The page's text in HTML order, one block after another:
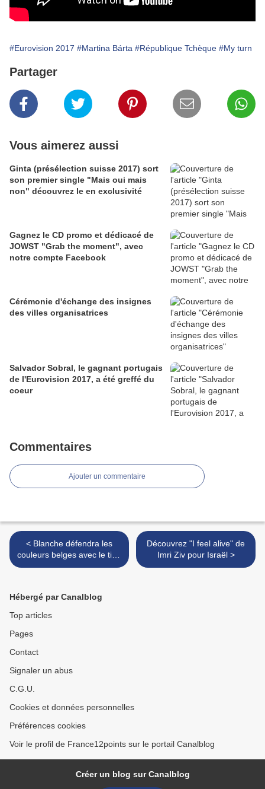
#Eurovision 2017 #Martina Bárta #République Tchèque #My turn
Partager
Vous aimerez aussi
Ginta (présélection suisse 2017) sort
son premier single "Mais oui mais
non" découvrez le en exclusivité
Gagnez le CD promo et dédicacé de
JOWST "Grab the moment", avec
notre compte Facebook
Cérémonie d'échange des insignes
des villes organisatrices
Salvador Sobral, le gagnant portugais
de l'Eurovision 2017, a été greffé du
coeur
Commentaires
Ajouter un commentaire
< Blanche défendra les
couleurs belges avec le titre
"City lights"
Découvrez "I feel alive" de
Imri Ziv pour Israël >
Hébergé par Canalblog
Top articles
Pages
Contact
Signaler un abus
C.G.U.
Cookies et données personnelles
Préférences cookies
Voir le profil de France12points sur le portail Canalblog
Créer un blog sur Canalblog